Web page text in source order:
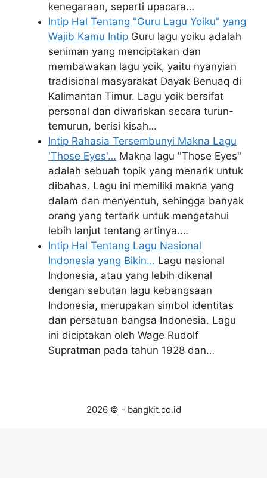
kenegaraan, seperti upacara…
Intip Hal Tentang "Guru Lagu Yoiku" yang
Wajib Kamu Intip Guru lagu yoiku adalah
seniman yang menciptakan dan
membawakan lagu yoik, yaitu nyanyian
tradisional masyarakat Dayak Benuaq di
Kalimantan Timur. Lagu yoik bersifat
personal dan diwariskan secara turun-
temurun, berisi kisah…
Intip Rahasia Tersembunyi Makna Lagu
'Those Eyes'… Makna lagu "Those Eyes"
adalah sebuah topik yang menarik untuk
dibahas. Lagu ini memiliki makna yang
dalam dan menyentuh, sehingga banyak
orang yang tertarik untuk mengetahui
lebih lanjut tentang artinya.…
Intip Hal Tentang Lagu Nasional
Indonesia yang Bikin… Lagu nasional
Indonesia, atau yang lebih dikenal
dengan sebutan lagu kebangsaan
Indonesia, merupakan simbol identitas
dan persatuan bangsa Indonesia. Lagu
ini diciptakan oleh Wage Rudolf
Supratman pada tahun 1928 dan…
2026 © - bangkit.co.id